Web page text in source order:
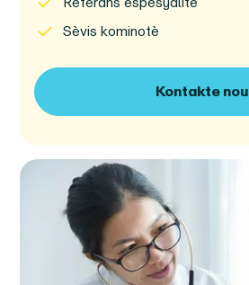
Sèvis kominotè
Kontakte nou